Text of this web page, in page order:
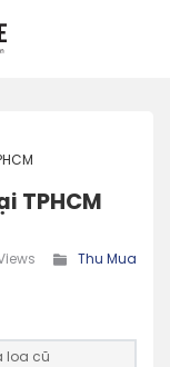
TPHCM
Thu Mua
loa cũ